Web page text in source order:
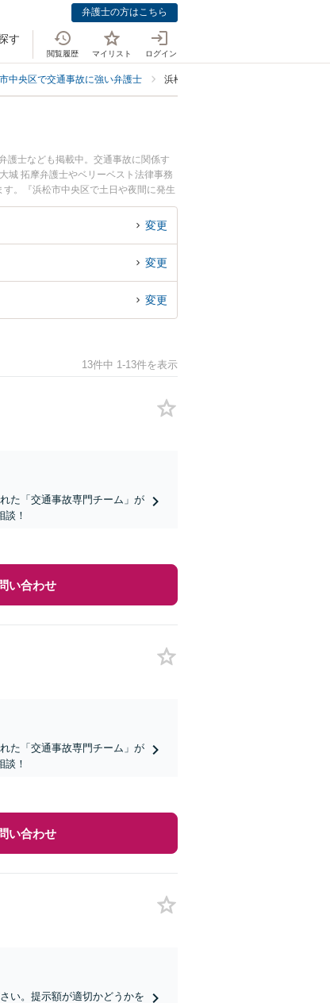
弁護士の方はこちら
す
閲覧履歴 マイリスト ログイン
中央区で交通事故に強い弁護士 浜松市中央区で後遺障害に強い弁護士
護士なども掲載中。交通事故に関係す
城 拓摩弁護士やベリーベスト法律事務
。『浜松市中央区で土日や夜間に発生
無料で後遺障害を法律相談できる浜松市
変更
変更
変更
13件中 1-13件を表示
た「交通事故専門チーム」が
！
い合わせ
た「交通事故専門チーム」が
！
い合わせ
い。提示額が適切かどうかを